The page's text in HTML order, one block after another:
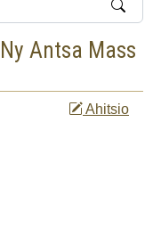
Ny Antsa Mass
Ahitsio